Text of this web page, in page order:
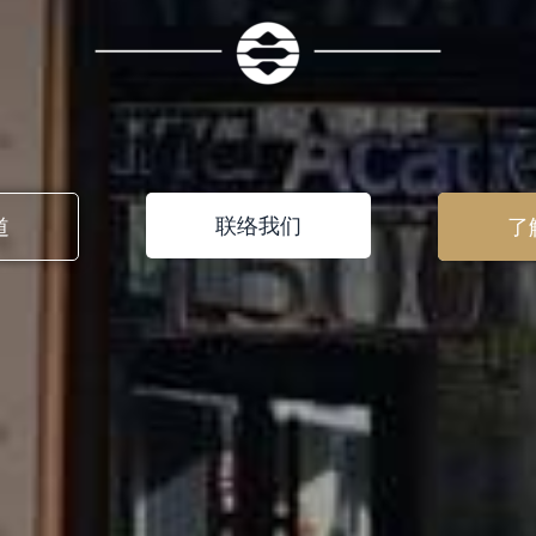
联络我们 了